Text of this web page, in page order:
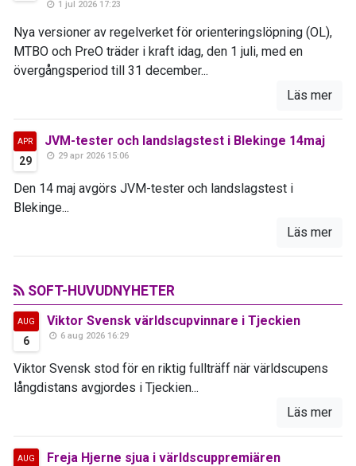
1 jul 2026 17:23
Nya versioner av regelverket för orienteringslöpning (OL),
MTBO och PreO träder i kraft idag, den 1 juli, med en
övergångsperiod till 31 december...
Läs mer
APR
29
JVM-tester och landslagstest i Blekinge 14maj
29 apr 2026 15:06
Den 14 maj avgörs JVM-tester och landslagstest i
Blekinge...
Läs mer
SOFT-HUVUDNYHETER
AUG
6
Viktor Svensk världscupvinnare i Tjeckien
6 aug 2026 16:29
Viktor Svensk stod för en riktig fullträff när världscupens
långdistans avgjordes i Tjeckien...
Läs mer
AUG Freja Hjerne sjua i världscuppremiären